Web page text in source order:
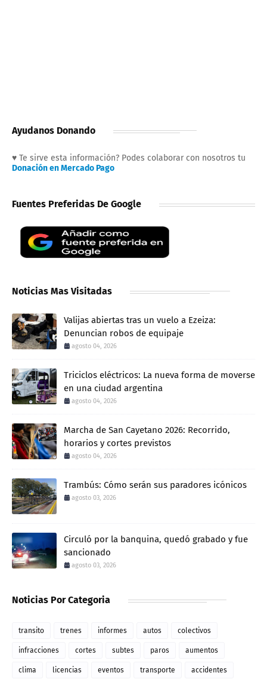
Ayudanos Donando
♥ Te sirve esta información? Podes colaborar con nosotros tu
Donación en Mercado Pago
Fuentes Preferidas De Google
Noticias Mas Visitadas
Valijas abiertas tras un vuelo a Ezeiza:
Denuncian robos de equipaje
agosto 04, 2026
Triciclos eléctricos: La nueva forma de moverse
en una ciudad argentina
agosto 04, 2026
Marcha de San Cayetano 2026: Recorrido,
horarios y cortes previstos
agosto 04, 2026
Trambús: Cómo serán sus paradores icónicos
agosto 03, 2026
Circuló por la banquina, quedó grabado y fue
sancionado
agosto 03, 2026
Noticias Por Categoria
transito trenes informes autos colectivos
infracciones cortes subtes paros aumentos
clima licencias eventos transporte accidentes